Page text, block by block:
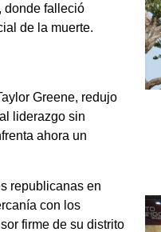
donde falleció
de la muerte.
Greene, redujo
liderazgo sin
ahora un
republicanas en
con los
firme de su distrito